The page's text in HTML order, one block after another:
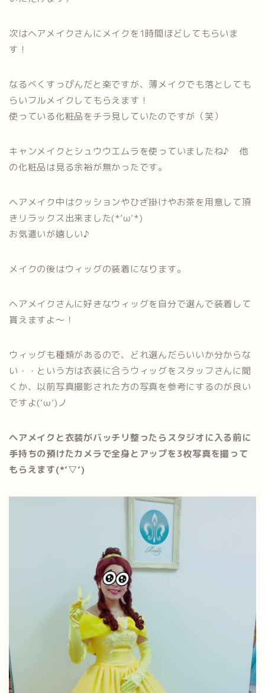
次はヘアメイクさんにメイクを1時間ほどしてもらいま
す！
なるべくすっぴんだと楽ですが、薄メイクでも落としても
らいフルメイクしてもらえます！
使っている化粧品をチラ見していたのですが（笑）
キャンメイクとシュウウエムラを使っていましたね♪ 他
の化粧品は見る余裕が無かったです。
ヘアメイク中はクッションやひざ掛けやお茶を用意して頂
きリラックス出来ました(*’ω’*)
お気遣いが嬉しい♪
メイクの後はウィッグの装着になります。
ヘアメイクさんに好きなウィッグを自分で選んで装着して
貰えますよ～！
ウィッグも種類があるので、どれ選んだらいいか分からな
い・・という方は衣装に合うウィッグをスタッフさんに聞
くか、以前写真撮影された方の写真を参考にするのが良い
ですよ(‘ω’)ノ
ヘアメイクと衣装がバッチリ整ったらスタジオに入る前に
手持ちの預けたカメラで全身とアップを3枚写真を撮って
もらえます(*’▽’)